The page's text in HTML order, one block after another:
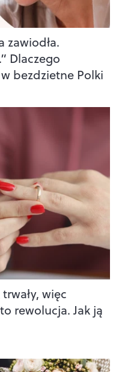
zawiodła.
Dlaczego
bezdzietne Polki
więc
rewolucja. Jak ją